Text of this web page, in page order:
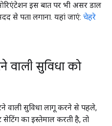
इस बात पर भी असर डाल
से पता लगाना. यहां जाएं: चेहरे
वाली सुविधा को
वाली सुविधा लागू करने से पहले,
का इस्तेमाल करती है, तो